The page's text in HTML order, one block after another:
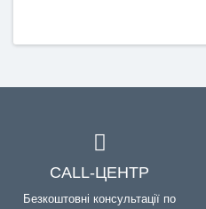
CALL-ЦЕНТР
Безкоштовні консультації по